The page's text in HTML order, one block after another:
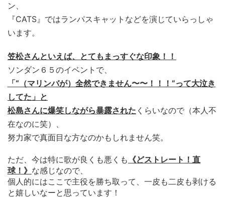
ン、
『CATS』 ではランパスキャットなどを演じていらっしゃ
います。
笠松さんといえば、とてもまっすぐな印象！！
ソンダン６５のイベントで、
「“（マリンバが）全然できません〜〜 ！！！”って大泣き
してた」 と
松島さんに爆笑しながら暴露された くらいなので（本人不
在なのに笑）、
努力家で真面目な方なのかもしれません笑。
ただ、今は特に歌が良くも悪くも 《どストレート！直
球！》 な感じなので、
個人的にはここで主役を勝ち取って、 一皮も二皮も剥ける
と嬉しいなーと思っています！